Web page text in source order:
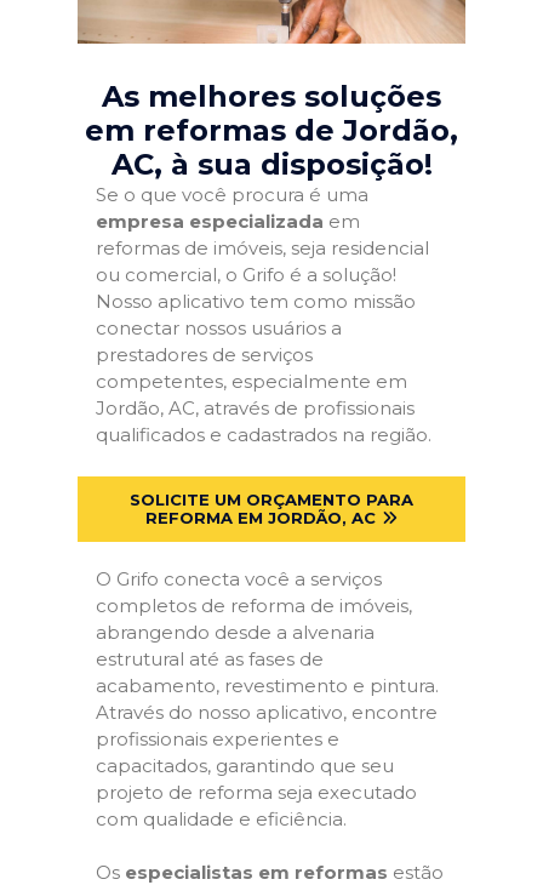
As melhores soluções
em reformas de Jordão,
AC, à sua disposição!
Se o que você procura é uma
empresa especializada em
reformas de imóveis, seja residencial
ou comercial, o Grifo é a solução!
Nosso aplicativo tem como missão
conectar nossos usuários a
prestadores de serviços
competentes, especialmente em
Jordão, AC, através de profissionais
qualificados e cadastrados na região.
SOLICITE UM ORÇAMENTO PARA
REFORMA EM JORDÃO, AC
O Grifo conecta você a serviços
completos de reforma de imóveis,
abrangendo desde a alvenaria
estrutural até as fases de
acabamento, revestimento e pintura.
Através do nosso aplicativo, encontre
profissionais experientes e
capacitados, garantindo que seu
projeto de reforma seja executado
com qualidade e eficiência.
Os especialistas em reformas estão